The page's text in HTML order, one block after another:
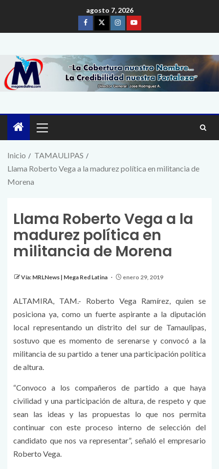
agosto 7, 2026
Inicio
TAMAULIPAS
Llama Roberto Vega a la madurez política en militancia de
Morena
Llama Roberto Vega a la
madurez política en
militancia de Morena
Vía: MRLNews | Mega Red Latina enero 29, 2019
ALTAMIRA, TAM.- Roberto Vega Ramírez, quien se
posiciona ya, como un fuerte aspirante a la diputación
local representando un distrito del sur de Tamaulipas,
sostuvo que es momento de serenarse y convocó a la
militancia de su partido a tener una participación política
de altura.
“Convoco a los compañeros de partido a que haya
civilidad y una participación de altura, de respeto y que
sean las ideas y las propuestas lo que nos permita
continuar con este proceso interno de selección del
candidato que nos va representar”, señaló el empresario
Roberto Vega.